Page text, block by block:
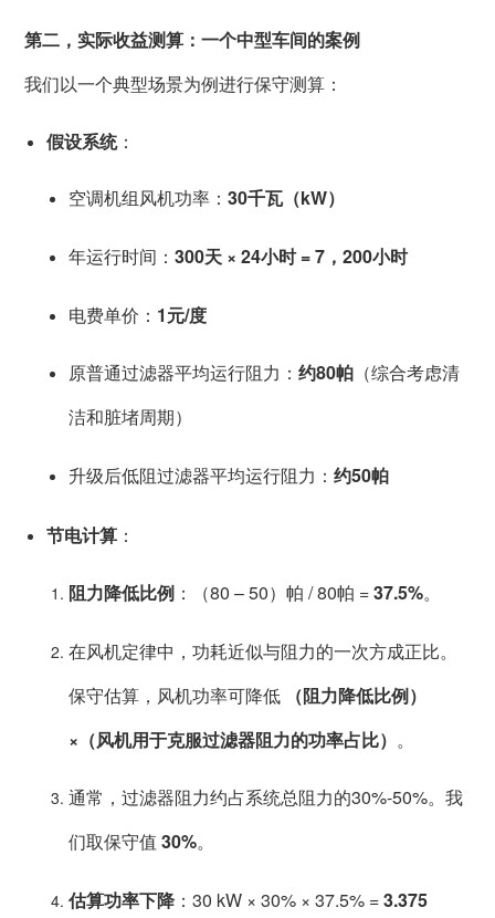
第二，实际收益测算：一个中型车间的案例
我们以一个典型场景为例进行保守测算：
假设系统：
空调机组风机功率：30千瓦（kW）
年运行时间：300天 × 24小时 = 7，200小时
电费单价： 1元/度
原普通过滤器平均运行阻力：约80帕 （综合考虑清
洁和脏堵周期）
升级后低阻过滤器平均运行阻力：约50帕
节电计算 ：
阻力降低比例 ：（80 – 50）帕 / 80帕 =37.5%。
在风机定律中，功耗近似与阻力的一次方成正比。
保守估算，风机功率可降低
（阻力降低比例）
×（风机用于克服过滤器阻力的功率占比） 。
通常，过滤器阻力约占系统总阻力的30%-50%。我
们取保守值30%。
估算功率下降 ：30 kW × 30% × 37.5% =3.375